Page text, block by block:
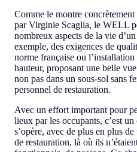
Comme le montre
par Virginie Scaglia, le WELL
nombreux aspects de la vie
exemple, des exigences de
norme française ou l’installation
hauteur, proposant une belle
non pas dans un sous-sol sans
personnel de restauration.
Avec un effort important pour
lieux par les occupants, c’est
s’opère, avec de plus en plus
de restauration, là où ils